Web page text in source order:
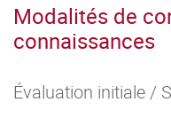
Modalités de
connaissances
Évaluation initiale /